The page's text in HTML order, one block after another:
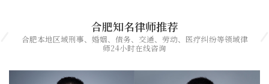
合肥知名律师推荐
合肥本地区域刑事、婚姻、债务、交通、劳动、医疗纠纷等领域律
师24小时在线咨询